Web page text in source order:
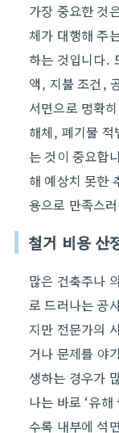
가장 중요한 것
체가 대행해 주
하는 것입니다.
액, 지불 조건,
서면으로 명확
해체, 폐기물 적
는 것이 중요합
해 예상치 못한
용으로 만족스
철거 비용 산
많은 건축주나
로 드러나는 공
지만 전문가의
거나 문제를 야
생하는 경우가
나는 바로 ‘유
수록 내부에 석